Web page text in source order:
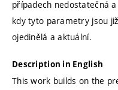
případech nedostatečná
kdy tyto parametry jsou
ojedinělá a aktuální.
Description in English
This work builds on the